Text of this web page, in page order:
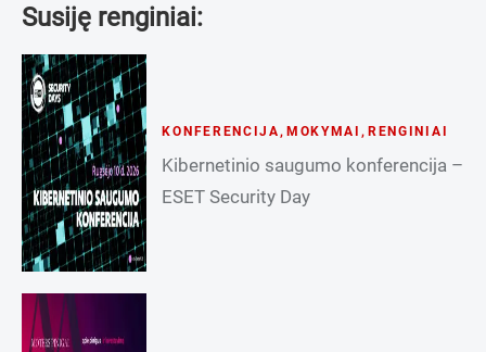
Susiję renginiai:
KONFERENCIJA , MOKYMAI , RENGINIAI
Kibernetinio saugumo konferencija –
ESET Security Day